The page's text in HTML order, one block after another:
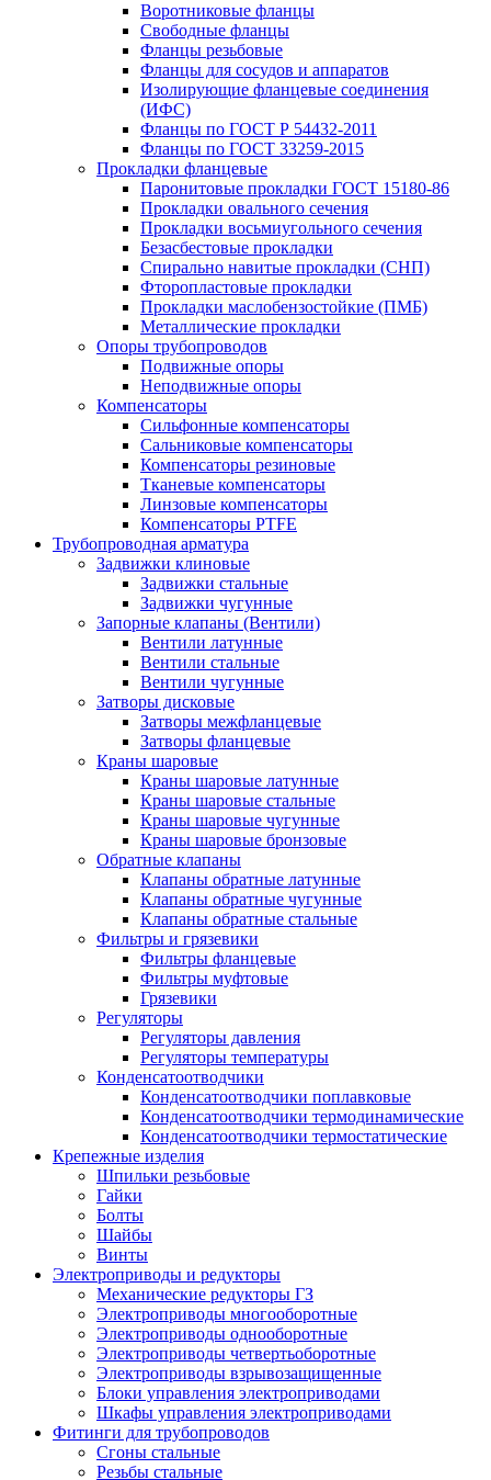
Воротниковые фланцы
Свободные фланцы
Фланцы резьбовые
Фланцы для сосудов и аппаратов
Изолирующие фланцевые соединения
(ИФС)
Фланцы по ГОСТ Р 54432-2011
Фланцы по ГОСТ 33259-2015
Прокладки фланцевые
Паронитовые прокладки ГОСТ 15180-86
Прокладки овального сечения
Прокладки восьмиугольного сечения
Безасбестовые прокладки
Спирально навитые прокладки (СНП)
Фторопластовые прокладки
Прокладки маслобензостойкие (ПМБ)
Металлические прокладки
Опоры трубопроводов
Подвижные опоры
Неподвижные опоры
Компенсаторы
Сильфонные компенсаторы
Сальниковые компенсаторы
Компенсаторы резиновые
Тканевые компенсаторы
Линзовые компенсаторы
Компенсаторы PTFE
Трубопроводная арматура
Задвижки клиновые
Задвижки стальные
Задвижки чугунные
Запорные клапаны (Вентили)
Вентили латунные
Вентили стальные
Вентили чугунные
Затворы дисковые
Затворы межфланцевые
Затворы фланцевые
Краны шаровые
Краны шаровые латунные
Краны шаровые стальные
Краны шаровые чугунные
Краны шаровые бронзовые
Обратные клапаны
Клапаны обратные латунные
Клапаны обратные чугунные
Клапаны обратные стальные
Фильтры и грязевики
Фильтры фланцевые
Фильтры муфтовые
Грязевики
Регуляторы
Регуляторы давления
Регуляторы температуры
Конденсатоотводчики
Конденсатоотводчики поплавковые
Конденсатоотводчики термодинамические
Конденсатоотводчики термостатические
Крепежные изделия
Шпильки резьбовые
Гайки
Болты
Шайбы
Винты
Электроприводы и редукторы
Механические редукторы ГЗ
Электроприводы многооборотные
Электроприводы однооборотные
Электроприводы четвертьоборотные
Электроприводы взрывозащищенные
Блоки управления электроприводами
Шкафы управления электроприводами
Фитинги для трубопроводов
Сгоны стальные
Резьбы стальные